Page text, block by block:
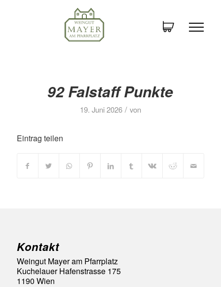
92 Falstaff Punkte
19. Juni 2026 / von
Eintrag teilen
Kontakt
Weingut Mayer am Pfarrplatz
Kuchelauer Hafenstrasse 175
1190 Wien